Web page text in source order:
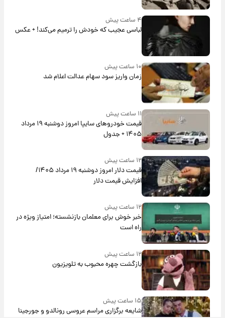
لباسی عجیب که خودش را ترمیم می‌کند! + عکس
۱۰ ساعت پیش
زمان واریز سود سهام عدالت اعلام شد
قیمت خودروهای سایپا امروز دوشنبه ۱۹ مرداد
۱۴۰۵ + جدول
۱۲ ساعت پیش
قیمت دلار امروز دوشنبه ۱۹ مرداد ۱۴۰۵/
افزایش قیمت دلار
۱۲ ساعت پیش
خبر خوش برای معلمان بازنشسته؛ امتیاز ویژه در
راه است
۱۲ ساعت پیش
بازگشت چهره محبوب به تلویزیون
۱۵ ساعت پیش
شایعه برگزاری مراسم عروسی رونالدو و جورجینا